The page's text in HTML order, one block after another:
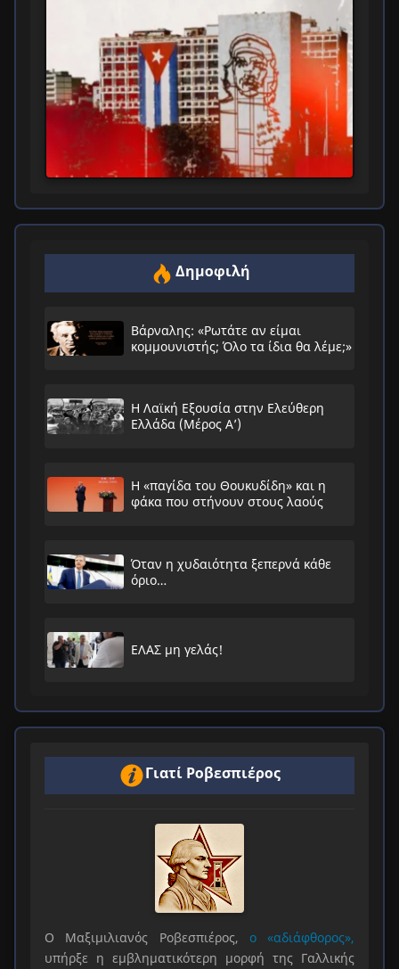
Δημοφιλή
Βάρναλης: «Ρωτάτε αν είμαι
κομμουνιστής; Όλο τα ίδια θα λέμε;»
Η Λαϊκή Εξουσία στην Ελεύθερη
Ελλάδα (Μέρος Α’)
Η «παγίδα του Θουκυδίδη» και η
φάκα που στήνουν στους λαούς
Όταν η χυδαιότητα ξεπερνά κάθε
όριο…
ΕΛΑΣ μη γελάς!
Γιατί Ροβεσπιέρος
Ο Μαξιμιλιανός Ροβεσπιέρος, ο «αδιάφθορος»,
υπήρξε η εμβληματικότερη μορφή της Γαλλικής